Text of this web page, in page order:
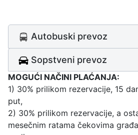
Autobuski prevoz
Sopstveni prevoz
MOGUĆI NAČINI PLAĆANJA:
1) 30% prilikom rezervacije, 15
put,
2) 30% prilikom rezervacije, a
mesečnim ratama čekovima